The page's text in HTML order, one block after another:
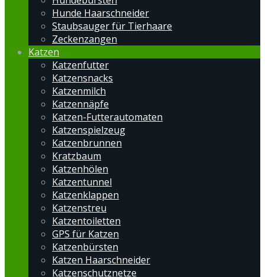
Hunde Haarschneider
Staubsauger für Tierhaare
Zeckenzangen
Katzen
Katzenfutter
Katzensnacks
Katzenmilch
Katzennäpfe
Katzen-Futterautomaten
Katzenspielzeug
Katzenbrunnen
Kratzbaum
Katzenhölen
Katzentunnel
Katzenklappen
Katzenstreu
Katzentoiletten
GPS für Katzen
Katzenbürsten
Katzen Haarschneider
Katzenschutznetze